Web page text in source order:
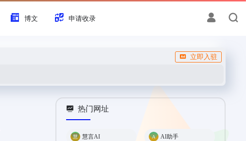
博文 申请收录
立即入驻
热门网址
慧言AI AI助手